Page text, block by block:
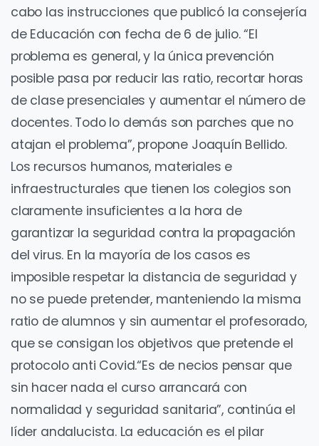
cabo las instrucciones que publicó la consejería
de Educación con fecha de 6 de julio. “El
problema es general, y la única prevención
posible pasa por reducir las ratio, recortar horas
de clase presenciales y aumentar el número de
docentes. Todo lo demás son parches que no
atajan el problema”, propone Joaquín Bellido.
Los recursos humanos, materiales e
infraestructurales que tienen los colegios son
claramente insuficientes a la hora de
garantizar la seguridad contra la propagación
del virus. En la mayoría de los casos es
imposible respetar la distancia de seguridad y
no se puede pretender, manteniendo la misma
ratio de alumnos y sin aumentar el profesorado,
que se consigan los objetivos que pretende el
protocolo anti Covid.“Es de necios pensar que
sin hacer nada el curso arrancará con
normalidad y seguridad sanitaria”, continúa el
líder andalucista. La educación es el pilar